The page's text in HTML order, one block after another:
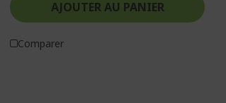
AJOUTER AU PANIER
Comparer